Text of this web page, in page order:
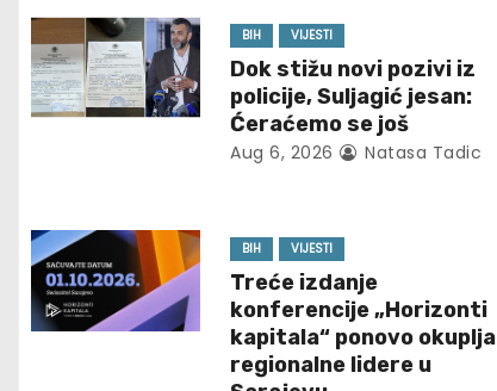
n
a
g
a
BIH VIJESTI
Dok stižu novi pozivi iz
policije, Suljagić jesan:
Ćeraćemo se još
Aug 6, 2026 Natasa Tadic
BIH VIJESTI
Treće izdanje
konferencije „Horizonti
kapitala“ ponovo okuplja
regionalne lidere u